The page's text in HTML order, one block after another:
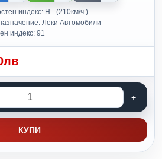
индекс: H - (210км/ч.)
Леки Автомобили
индекс: 91
КУПИ